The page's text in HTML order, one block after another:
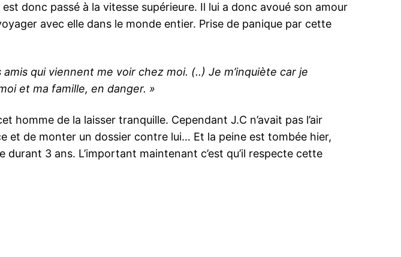
est donc passé à la vitesse supérieure. Il lui a donc avoué son amour
avec elle dans le monde entier. Prise de panique par cette
qui viennent me voir chez moi. (..) Je m’inquiète car je
et ma famille, en danger. »
homme de la laisser tranquille. Cependant J.C n’avait pas l’air
et de monter un dossier contre lui… Et la peine est tombée hier,
durant 3 ans. L’important maintenant c’est qu’il respecte cette